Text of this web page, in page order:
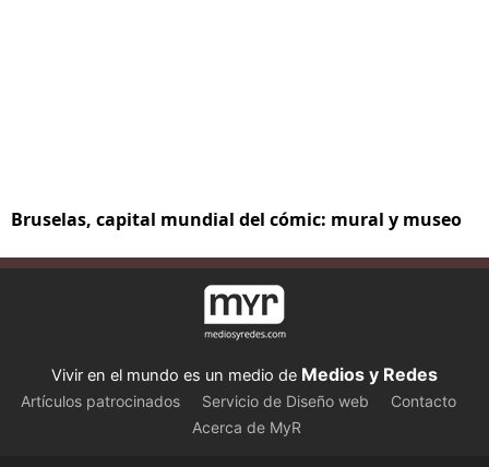
Bruselas, capital mundial del cómic: mural y museo
Vivir en el mundo es un medio de Medios y Redes
Artículos patrocinados Servicio de Diseño web
Contacto
Acerca de MyR